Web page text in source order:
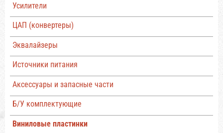
Усилители
ЦАП (конвертеры)
Эквалайзеры
Источники питания
Аксессуары и запасные части
Б/У комплектующие
Виниловые пластинки